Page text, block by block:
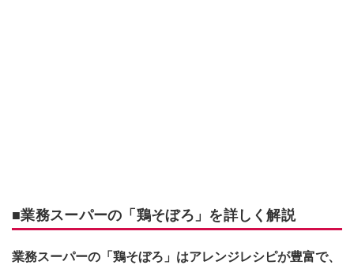
■業務スーパーの「鶏そぼろ」を詳しく解説
業務スーパーの「鶏そぼろ」はアレンジレシピが豊富で、